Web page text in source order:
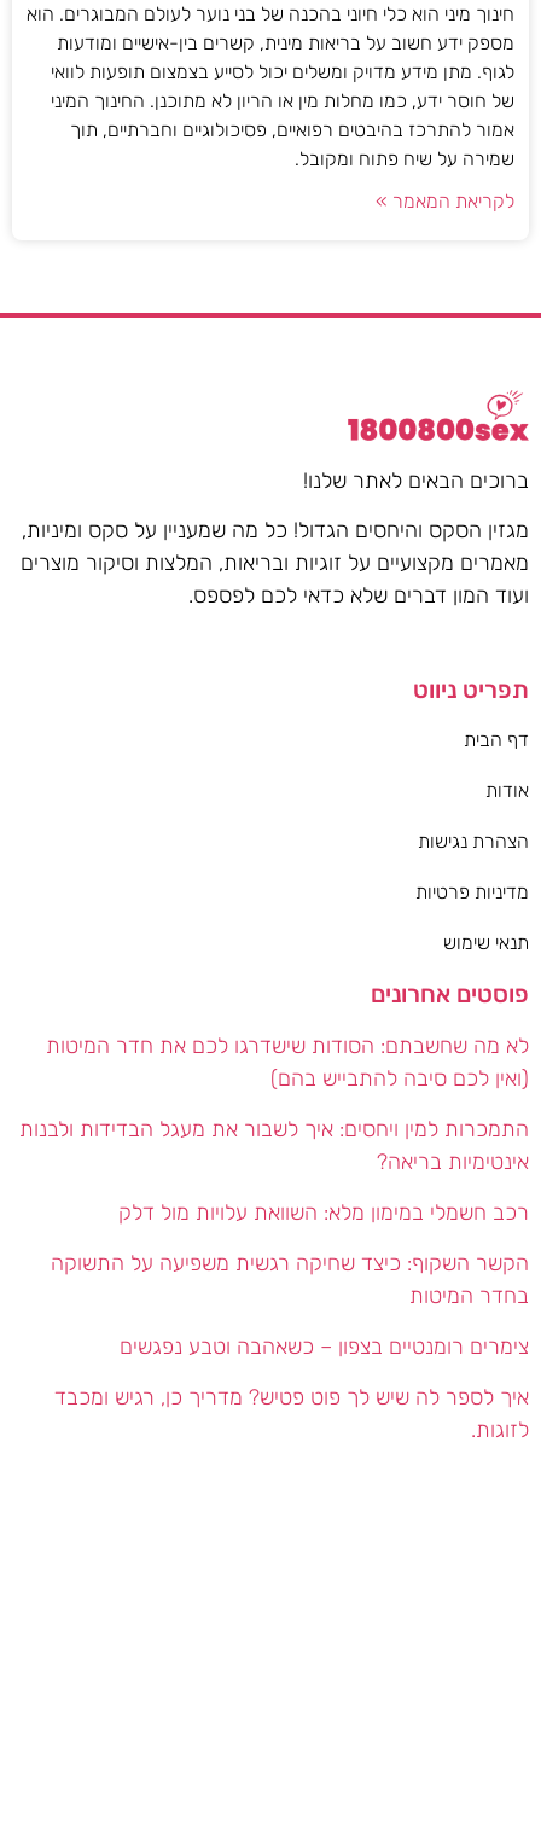
חינוך מיני הוא כלי חיוני בהכנה של בני נוער לעולם המבוגרים. הוא
מספק ידע חשוב על בריאות מינית, קשרים בין-אישיים ומודעות
לגוף. מתן מידע מדויק ומשלים יכול לסייע בצמצום תופעות לוואי
של חוסר ידע, כמו מחלות מין או הריון לא מתוכנן. החינוך המיני
אמור להתרכז בהיבטים רפואיים, פסיכולוגיים וחברתיים, תוך
שמירה על שיח פתוח ומקובל.
לקריאת המאמר »
ברוכים הבאים לאתר שלנו!
מגזין הסקס והיחסים הגדול! כל מה שמעניין על סקס ומיניות,
מאמרים מקצועיים על זוגיות ובריאות, המלצות וסיקור מוצרים
ועוד המון דברים שלא כדאי לכם לפספס.
תפריט ניווט
דף הבית
אודות
הצהרת נגישות
מדיניות פרטיות
תנאי שימוש
פוסטים אחרונים
לא מה שחשבתם: הסודות שישדרגו לכם את חדר המיטות
(ואין לכם סיבה להתבייש בהם)
התמכרות למין ויחסים: איך לשבור את מעגל הבדידות ולבנות
אינטימיות בריאה?
רכב חשמלי במימון מלא: השוואת עלויות מול דלק
הקשר השקוף: כיצד שחיקה רגשית משפיעה על התשוקה
בחדר המיטות
צימרים רומנטיים בצפון – כשאהבה וטבע נפגשים
איך לספר לה שיש לך פוט פטיש? מדריך כן, רגיש ומכבד
לזוגות.